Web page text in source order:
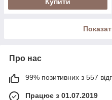
Про нас
99% позитивних з 557
Працює з 01.07.2019